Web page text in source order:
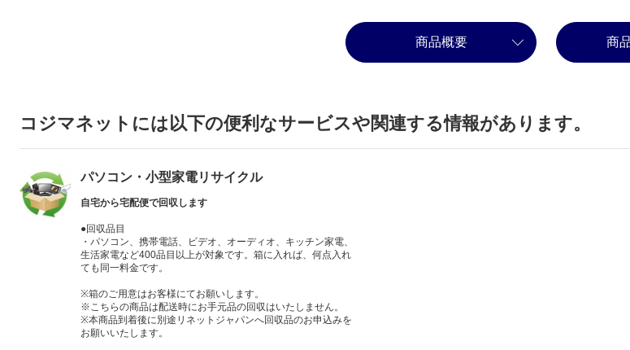
商品概要 商
コジマネットには以下の便利なサービスや関連する情報があります。
パソコン・小型家電リサイクル
自宅から宅配便で回収します
●回収品目
・パソコン、携帯電話、ビデオ、オーディオ、キッチン家電、
生活家電など400品目以上が対象です。箱に入れば、何点入れ
ても同一料金です。
※箱のご用意はお客様にてお願いします。
※こちらの商品は配送時にお手元品の回収はいたしません。
※本商品到着後に別途リネットジャパンへ回収品のお申込みを
お願いいたします。